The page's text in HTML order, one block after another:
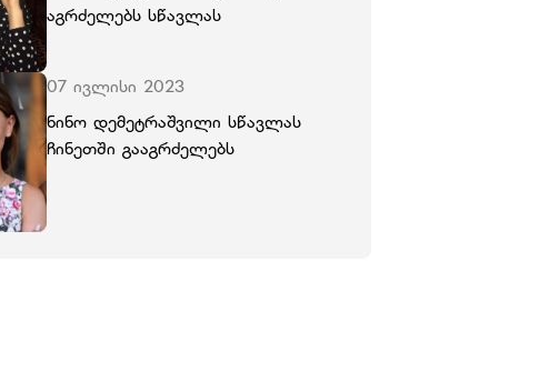
აგრძელებს სწავლას
07 ივლისი 2023
ნინო დემეტრაშვილი სწავლას
ჩინეთში გააგრძელებს